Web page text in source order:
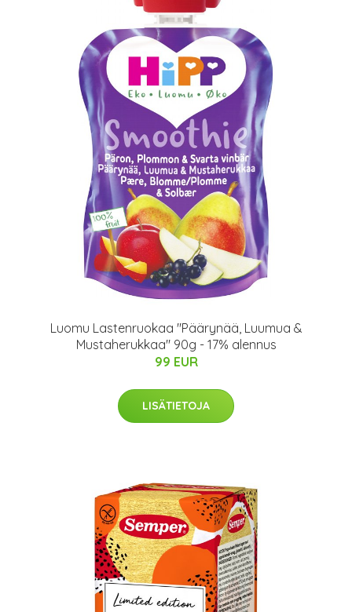
Luomu Lastenruokaa "Päärynää, Luumua &
Mustaherukkaa" 90g - 17% alennus
99 EUR
LISÄTIETOJA